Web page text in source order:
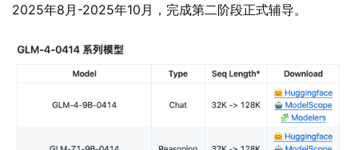
2025年8月-2025年10月，完成第二阶段正式辅导。